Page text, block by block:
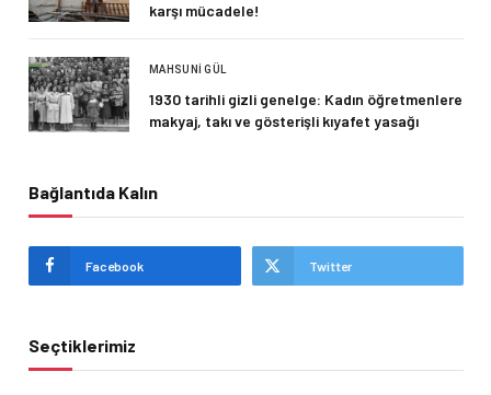
karşı mücadele!
MAHSUNI GÜL
1930 tarihli gizli genelge: Kadın öğretmenlere
makyaj, takı ve gösterişli kıyafet yasağı
Bağlantıda Kalın
Facebook Twitter
Seçtiklerimiz